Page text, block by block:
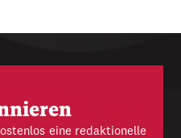
eine redaktionelle